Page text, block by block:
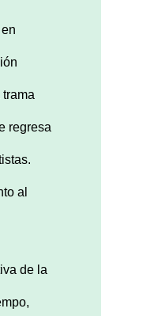
regresa
al
de la